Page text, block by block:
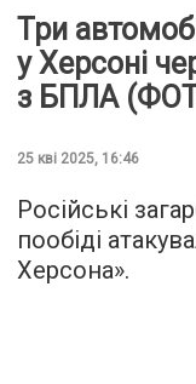
Три
у Херсоні
з БПЛА
25 кві 2025, 16:46
Російські
пообіді
Херсона».